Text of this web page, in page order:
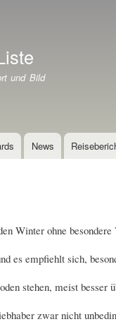
und Bild
News
Winter ohne
es empfiehlt sich,
stehen, meist
zwar nicht